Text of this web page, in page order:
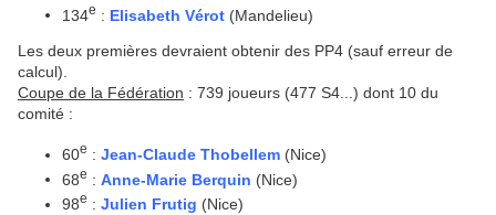
134e : Elisabeth Vérot (Mandelieu)
Les deux premières devraient obtenir des PP4 (sauf erreur de
calcul).
Coupe de la Fédération : 739 joueurs (477 S4...) dont 10 du
comité :
60e : Jean-Claude Thobellem (Nice)
68e : Anne-Marie Berquin (Nice)
98e : Julien Frutig (Nice)